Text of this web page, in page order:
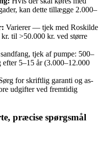
kan dette tillægge 2.000–
Varierer — tjek med Roskilde
til >50.000 kr. ved større
tjek af pumpe: 500–
5–15 år (3.000–12.000
for skriftlig garanti og as-
udgifter ved fremtidig
præcise spørgsmål